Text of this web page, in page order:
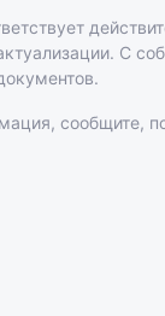
С
сообщите,